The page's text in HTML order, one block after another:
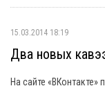
15.03.2014 18:19
Два новых
На сайте «ВКонтакте»